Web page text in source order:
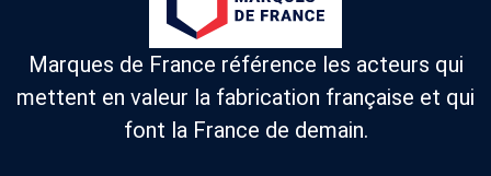
Marques de France référence les acteurs qui
mettent en valeur la fabrication française et qui
font la France de demain.